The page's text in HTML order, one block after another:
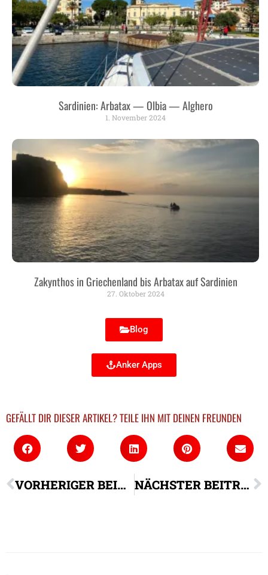
Sardinien: Arbatax — Olbia — Alghero
1. November 2024
Zakynthos in Griechenland bis Arbatax auf Sardinien
27. Oktober 2024
Blog
Anker Apps
GEFÄLLT DIR DIESER ARTIKEL? TEILE IHN MIT DEINEN FREUNDEN
VORHERIGER BEITRAG NÄCHSTER BEITRAG